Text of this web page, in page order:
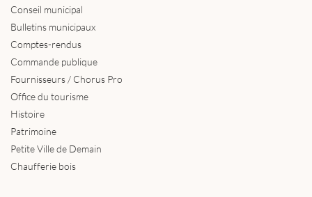
Conseil municipal
Bulletins municipaux
Comptes-rendus
Commande publique
Fournisseurs / Chorus Pro
Office du tourisme
Histoire
Patrimoine
Petite Ville de Demain
Chaufferie bois